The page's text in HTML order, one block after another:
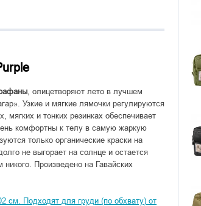
, олицетворяют лето в лучшем
Узкие и мягкие лямочки регулируются
и тонких резинках обеспечивает
комфортны к телу в самую жаркую
только органические краски на
не выгорает на солнце и остается
Произведено на Гавайских
см. Подходят для груди (по обхвату) от